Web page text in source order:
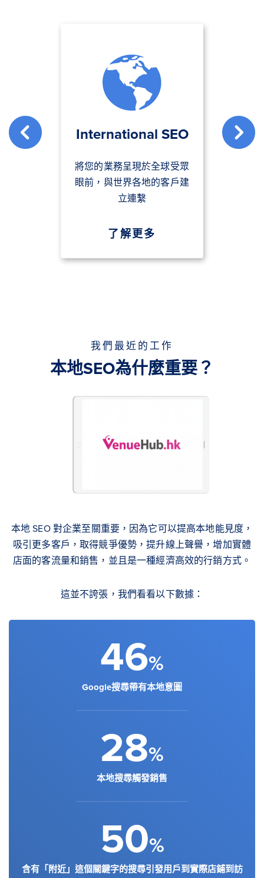
International SEO
將您的業務呈現於全球受眾
眼前，與世界各地的客戶建
立連繫
了解更多
我們最近的工作
本地SEO為什麼重要？
本地 SEO 對企業至關重要，因為它可以提高本地能見度，
吸引更多客戶，取得競爭優勢，提升線上聲譽，增加實體
店面的客流量和銷售，並且是一種經濟高效的行銷方式。
這並不誇張，我們看看以下數據：
46%
Google搜尋帶有本地意圖
28%
本地搜尋觸發銷售
50%
含有「附近」這個關鍵字的搜尋引發用戶到實際店鋪到訪